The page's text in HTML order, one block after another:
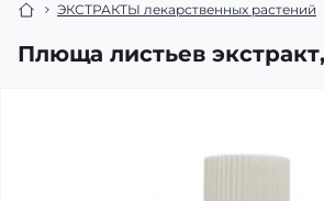
ЭКСТРАКТЫ лекарственных растений
Плюща листьев